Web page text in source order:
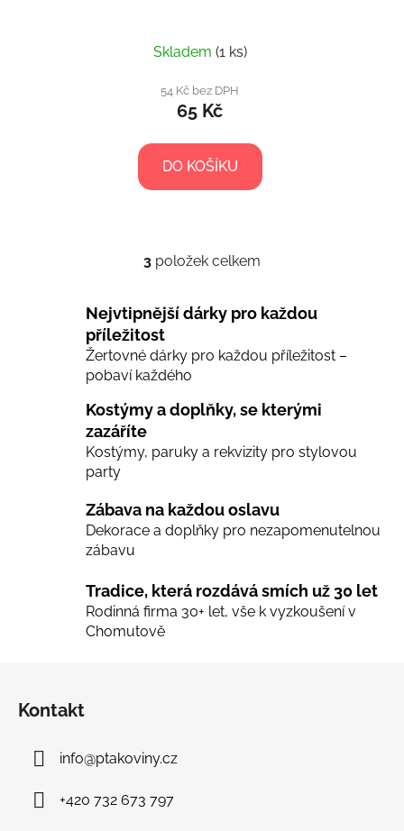
Skladem (1 ks)
54 Kč bez DPH
65 Kč
DO KOŠÍKU
O
l
d
í
r
y
v
i
s
3 položek celkem
Nejvtipnější dárky pro každou
příležitost
Žertovné dárky pro každou příležitost –
pobaví každého
Kostýmy a doplňky, se kterými
zazáříte
Kostýmy, paruky a rekvizity pro stylovou
party
Zábava na každou oslavu
Dekorace a doplňky pro nezapomenutelnou
zábavu
Tradice, která rozdává smích už 30 let
Rodinná firma 30+ let, vše k vyzkoušení v
Chomutově
Kontakt
info@ptakoviny.cz
+420 732 673 797